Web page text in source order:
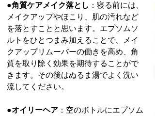
●角質ケアメイク落とし ：寝る前には、
メイクアップやほこり、肌の汚れなど
を落とすことと思います。エプソムソ
ルトをひとつまみ加えることで、メイ
クアップリムーバーの働きを高め、角
質を取り除く効果を期待することがで
きます。その後はぬるま湯でよく洗い
流してください。
●オイリーヘア ：空のボトルにエプソム